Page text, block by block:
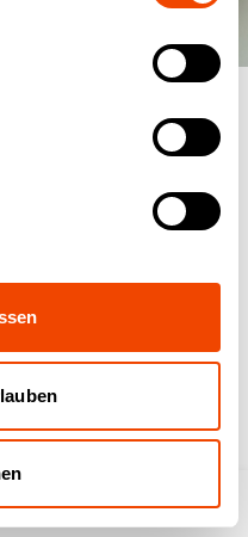
im Haus an. Denn hier
effektiv und
HACCP-
temperierte
auf die individuelle
Anfrageliste